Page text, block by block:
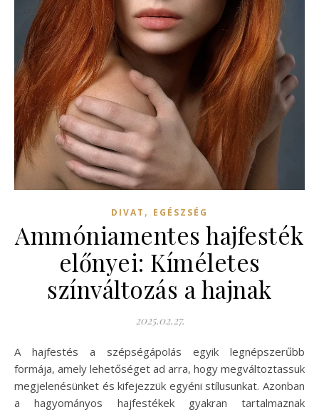
DIVAT , EGÉSZSÉG
Ammóniamentes hajfesték
előnyei: Kíméletes
színváltozás a hajnak
2025.02.27.
A hajfestés a szépségápolás egyik legnépszerűbb
formája, amely lehetőséget ad arra, hogy megváltoztassuk
megjelenésünket és kifejezzük egyéni stílusunkat. Azonban
a hagyományos hajfestékek gyakran tartalmaznak